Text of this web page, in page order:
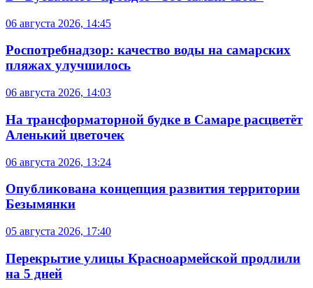
06 августа 2026, 14:45
Роспотребнадзор: качество воды на самарских
пляжах улучшилось
06 августа 2026, 14:03
На трансформаторной будке в Самаре расцветёт
Аленький цветочек
06 августа 2026, 13:24
Опубликована концепция развития территории
Безымянки
05 августа 2026, 17:40
Перекрытие улицы Красноармейской продлили
на 5 дней